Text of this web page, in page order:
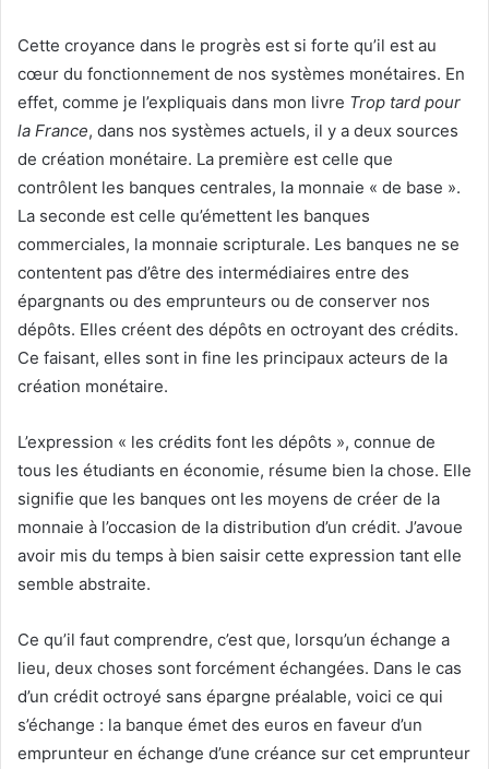
Cette croyance dans le progrès est si forte qu’il est au
cœur du fonctionnement de nos systèmes monétaires. En
effet, comme je l’expliquais dans mon livre Trop tard pour
la France, dans nos systèmes actuels, il y a deux sources
de création monétaire. La première est celle que
contrôlent les banques centrales, la monnaie « de base ».
La seconde est celle qu’émettent les banques
commerciales, la monnaie scripturale. Les banques ne se
contentent pas d’être des intermédiaires entre des
épargnants ou des emprunteurs ou de conserver nos
dépôts. Elles créent des dépôts en octroyant des crédits.
Ce faisant, elles sont in fine les principaux acteurs de la
création monétaire.
L’expression « les crédits font les dépôts », connue de
tous les étudiants en économie, résume bien la chose. Elle
signifie que les banques ont les moyens de créer de la
monnaie à l’occasion de la distribution d’un crédit. J’avoue
avoir mis du temps à bien saisir cette expression tant elle
semble abstraite.
Ce qu’il faut comprendre, c’est que, lorsqu’un échange a
lieu, deux choses sont forcément échangées. Dans le cas
d’un crédit octroyé sans épargne préalable, voici ce qui
s’échange : la banque émet des euros en faveur d’un
emprunteur en échange d’une créance sur cet emprunteur